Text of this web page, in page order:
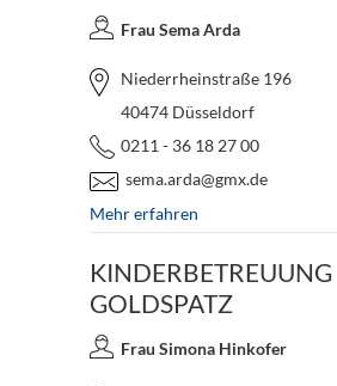
Frau Sema Arda
Niederrheinstraße 196
40474 Düsseldorf
0211 - 36 18 27 00
sema.arda@gmx.de
Mehr erfahren
KINDERBETREUUNG
GOLDSPATZ
Frau Simona Hinkofer